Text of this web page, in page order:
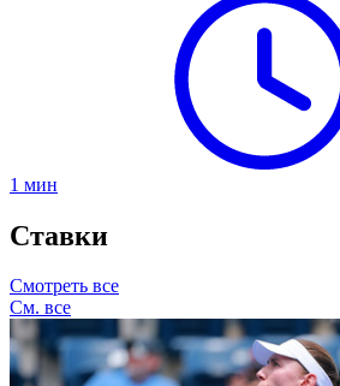
1 мин
Ставки
Смотреть все
См. все